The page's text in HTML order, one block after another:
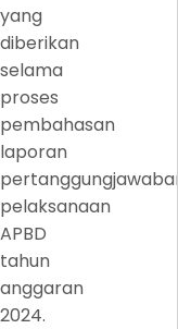
yang
diberikan
selama
proses
pembahasan
laporan
pertanggungjawaban
pelaksanaan
APBD
tahun
anggaran
2024.